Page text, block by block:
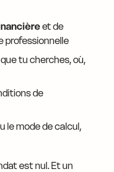
et de
professionnelle
tu cherches, où,
de
le mode de calcul,
est nul. Et un